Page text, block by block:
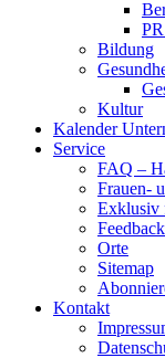
Bildung
Kultur
Kalender
Service
FAQ –
Frauen-
Exklusiv
Orte
Sitemap
Kontakt